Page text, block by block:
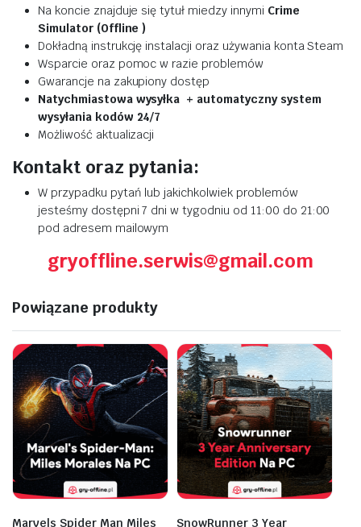
Na koncie znajduje się tytuł miedzy innymi Crime
Simulator (Offline )
Dokładną instrukcję instalacji oraz używania konta Steam
Wsparcie oraz pomoc w razie problemów
Gwarancje na zakupiony dostęp
Natychmiastowa wysyłka + automatyczny system
wysyłania kodów 24/7
Możliwość aktualizacji
Kontakt oraz pytania:
W przypadku pytań lub jakichkolwiek problemów
jesteśmy dostępni 7 dni w tygodniu od 11:00 do 21:00
pod adresem mailowym
gryoffline.serwis@gmail.com
Powiązane produkty
Marvels Spider Man Miles
SnowRunner 3 Year